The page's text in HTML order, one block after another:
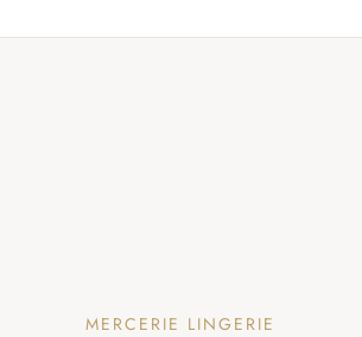
MERCERIE LINGERIE